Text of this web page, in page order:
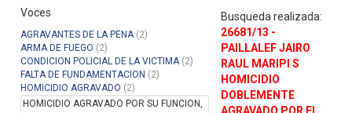
Manual del Usuario
Voces
AGRAVANTES DE LA PENA(2)
ARMA DE FUEGO (2)
CONDICION POLICIAL DE LA VICTIMA(2)
FALTA DE FUNDAMENTACION (2)
HOMICIDIO AGRAVADO (2)
HOMICIDIO AGRAVADO POR SU FUNCION,
Busqueda realizada:
26681/13 -
PAILLALEF JAIRO
RAUL MARIPI S
HOMICIDIO
DOBLEMENTE